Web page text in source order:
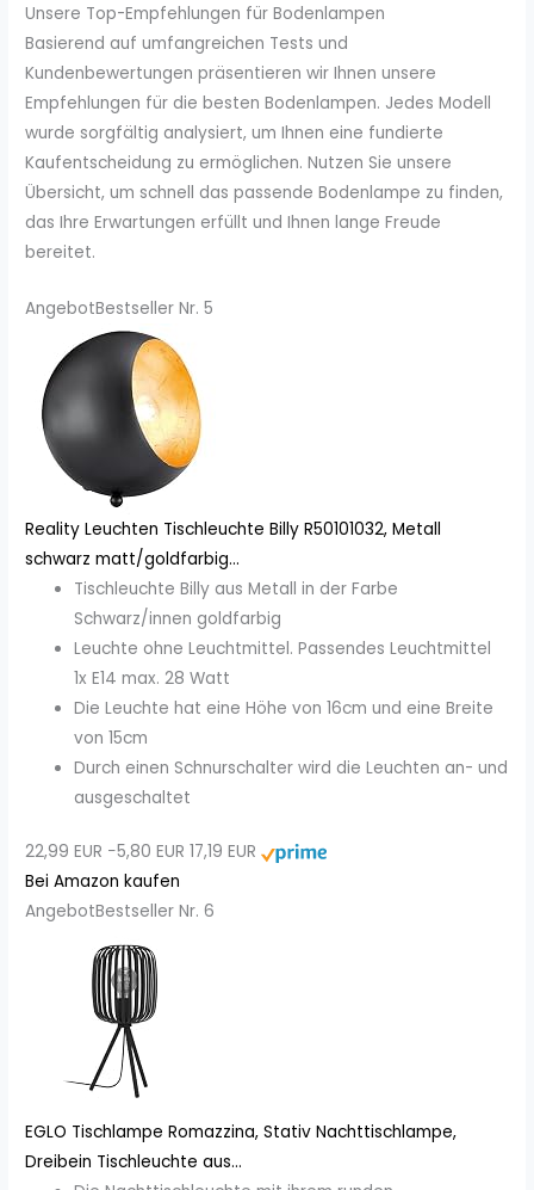
Unsere Top-Empfehlungen für Bodenlampen
Basierend auf umfangreichen Tests und
Kundenbewertungen präsentieren wir Ihnen unsere
Empfehlungen für die besten Bodenlampen. Jedes Modell
wurde sorgfältig analysiert, um Ihnen eine fundierte
Kaufentscheidung zu ermöglichen. Nutzen Sie unsere
Übersicht, um schnell das passende Bodenlampe zu finden,
das Ihre Erwartungen erfüllt und Ihnen lange Freude
bereitet.
AngebotBestseller Nr. 5
Reality Leuchten Tischleuchte Billy R50101032, Metall
schwarz matt/goldfarbig...
Tischleuchte Billy aus Metall in der Farbe
Schwarz/innen goldfarbig
Leuchte ohne Leuchtmittel. Passendes Leuchtmittel
1x E14 max. 28 Watt
Die Leuchte hat eine Höhe von 16cm und eine Breite
von 15cm
Durch einen Schnurschalter wird die Leuchten an- und
ausgeschaltet
22,99 EUR −5,80 EUR 17,19 EUR
Bei Amazon kaufen
AngebotBestseller Nr. 6
EGLO Tischlampe Romazzina, Stativ Nachttischlampe,
Dreibein Tischleuchte aus...